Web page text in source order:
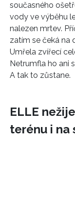
současného
vody ve výběhu
nalezen mrtev.
zatím se čeká na
Umřela zvířecí
Netrumfla ho ani
A tak to zůstane.
ELLE
terénu i na